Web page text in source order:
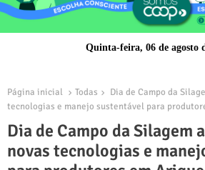
Quinta-feira, 06 de agosto
Página inicial Todas
Dia de Campo da
tecnologias e manejo sustentável para
Dia de Campo da Silagem
novas tecnologias e